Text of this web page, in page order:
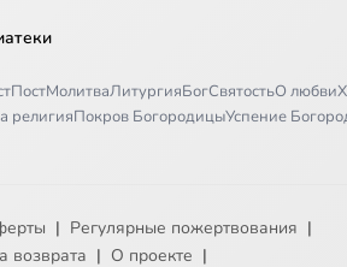
ПостМолитваЛитургияБогСвятостьО любви
религияПокров БогородицыУспение
| Регулярные пожертвования |
возврата | О проекте |